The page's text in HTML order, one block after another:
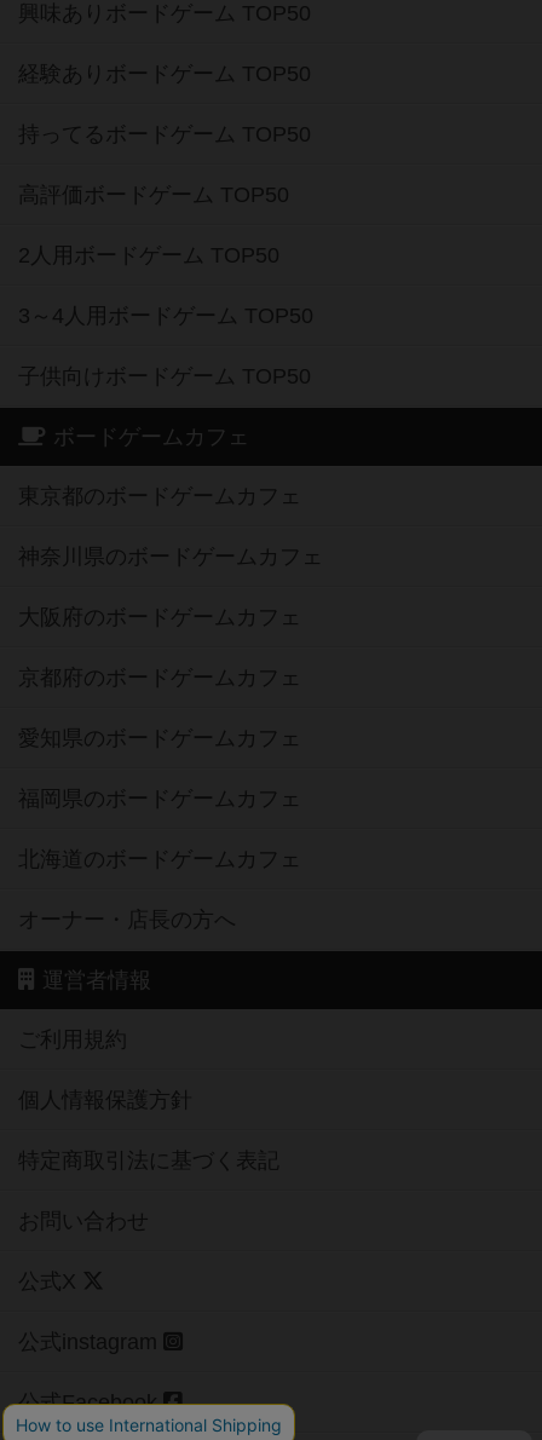
興味ありボードゲーム TOP50
経験ありボードゲーム TOP50
持ってるボードゲーム TOP50
高評価ボードゲーム TOP50
2人用ボードゲーム TOP50
3～4人用ボードゲーム TOP50
子供向けボードゲーム TOP50
ボードゲームカフェ
東京都のボードゲームカフェ
神奈川県のボードゲームカフェ
大阪府のボードゲームカフェ
京都府のボードゲームカフェ
愛知県のボードゲームカフェ
福岡県のボードゲームカフェ
北海道のボードゲームカフェ
オーナー・店長の方へ
運営者情報
ご利用規約
個人情報保護方針
特定商取引法に基づく表記
お問い合わせ
公式X
公式instagram
公式Facebook